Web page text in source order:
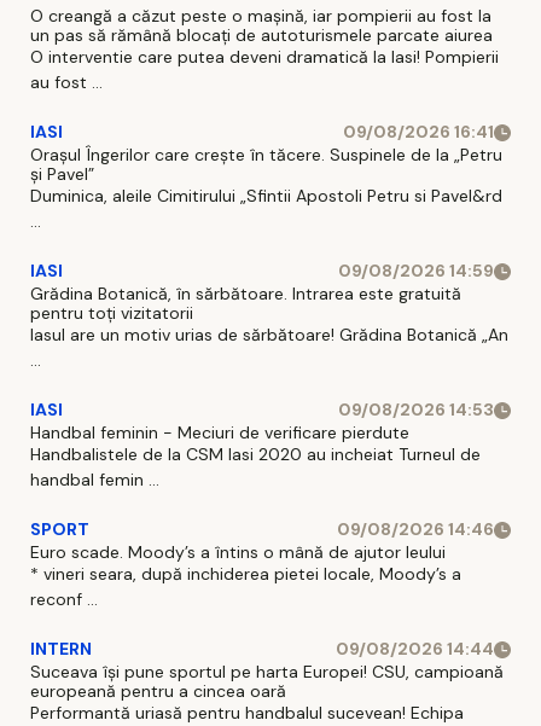
O creangă a căzut peste o mașină, iar pompierii au fost la
un pas să rămână blocați de autoturismele parcate aiurea
O interventie care putea deveni dramatică la Iasi! Pompierii
au fost ...
IASI
09/08/2026 16:41
Orașul Îngerilor care crește în tăcere. Suspinele de la „Petru
și Pavel”
Duminica, aleile Cimitirului „Sfintii Apostoli Petru si Pavel&rd
...
IASI
09/08/2026 14:59
Grădina Botanică, în sărbătoare. Intrarea este gratuită
pentru toți vizitatorii
Iasul are un motiv urias de sărbătoare! Grădina Botanică „An
...
IASI
09/08/2026 14:53
Handbal feminin - Meciuri de verificare pierdute
Handbalistele de la CSM Iasi 2020 au incheiat Turneul de
handbal femin ...
SPORT
09/08/2026 14:46
Euro scade. Moody’s a întins o mână de ajutor leului
* vineri seara, după inchiderea pietei locale, Moody’s a
reconf ...
INTERN
09/08/2026 14:44
Suceava își pune sportul pe harta Europei! CSU, campioană
europeană pentru a cincea oară
Performantă uriasă pentru handbalul sucevean! Echipa